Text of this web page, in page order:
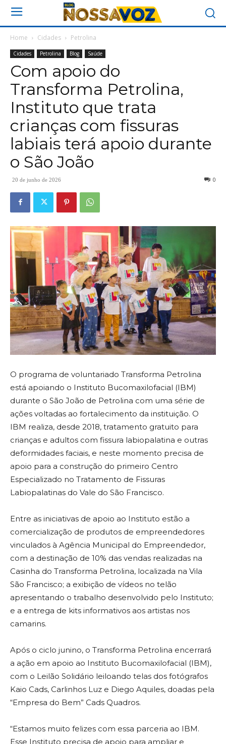
Home Cidades Petrolina
Cidades Petrolina Blog Saúde
Com apoio do
Transforma Petrolina,
Instituto que trata
crianças com fissuras
labiais terá apoio durante
o São João
20 de junho de 2026 0
O programa de voluntariado Transforma Petrolina
está apoiando o Instituto Bucomaxilofacial (IBM)
durante o São João de Petrolina com uma série de
ações voltadas ao fortalecimento da instituição. O
IBM realiza, desde 2018, tratamento gratuito para
crianças e adultos com fissura labiopalatina e outras
deformidades faciais, e neste momento precisa de
apoio para a construção do primeiro Centro
Especializado no Tratamento de Fissuras
Labiopalatinas do Vale do São Francisco.
Entre as iniciativas de apoio ao Instituto estão a
comercialização de produtos de empreendedores
vinculados à Agência Municipal do Empreendedor,
com a destinação de 10% das vendas realizadas na
Casinha do Transforma Petrolina, localizada na Vila
São Francisco; a exibição de vídeos no telão
apresentando o trabalho desenvolvido pelo Instituto;
e a entrega de kits informativos aos artistas nos
camarins.
Após o ciclo junino, o Transforma Petrolina encerrará
a ação em apoio ao Instituto Bucomaxilofacial (IBM),
com o Leilão Solidário leiloando telas dos fotógrafos
Kaio Cads, Carlinhos Luz e Diego Aquiles, doadas pela
“Empresa do Bem” Cads Quadros.
“Estamos muito felizes com essa parceria ao IBM.
Esse Instituto precisa de apoio para ampliar e